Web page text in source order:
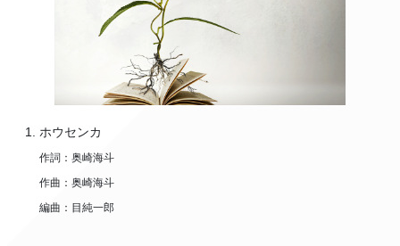
ホウセンカ
作詞：奥崎海斗
作曲：奥崎海斗
編曲：目純一郎